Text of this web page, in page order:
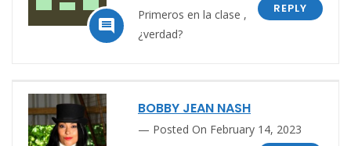

REPLY
Primeros en la clase ,
¿verdad?
BOBBY JEAN NASH
Posted On February 14, 2023